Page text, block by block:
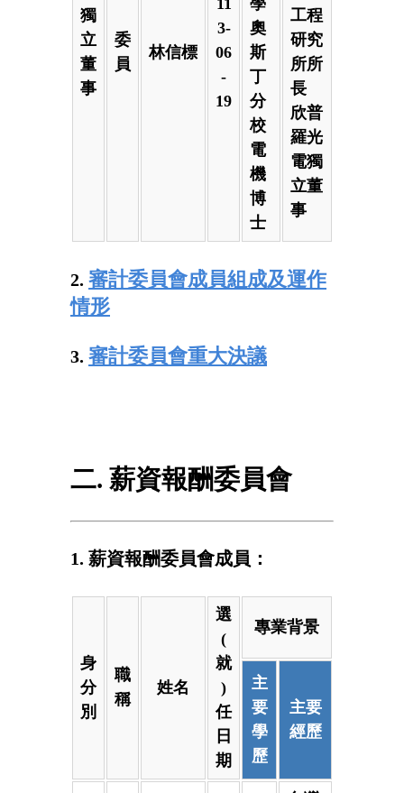
獨
立
董
事
委
員
林信標
3-
06
-
19
奧
斯
丁
分
校
電
機
博
士
工程
研究
所所
長
欣普
羅光
電獨
立董
事
2. 審計委員會成員組成及運作
情形
3. 審計委員會重大決議
二. 薪資報酬委員會
1. 薪資報酬委員會成員：
身
分
別
職
稱
姓名
選
(
就
)
任
日
期
專業背景
主
要
學
歷
主要
經歷